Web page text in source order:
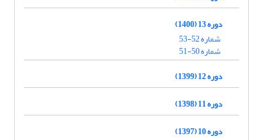
دوره 13 (1400)
شماره 52-53
شماره 50-51
دوره 12 (1399)
دوره 11 (1398)
دوره 10 (1397)